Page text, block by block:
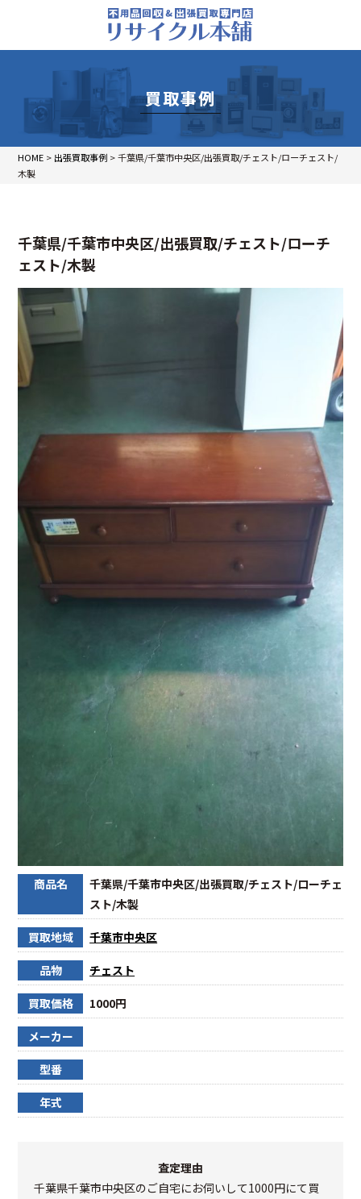
買取事例
HOME > 出張買取事例 >千葉県/千葉市中央区/出張買取/チェスト/ローチェスト/
木製
千葉県/千葉市中央区/出張買取/チェスト/ローチ
ェスト/木製
商品名
千葉県/千葉市中央区/出張買取/チェスト/ローチェ
スト/木製
買取地域 千葉市中央区
品物 チェスト
買取価格 1000円
メーカー
型番
年式
査定理由
千葉県千葉市中央区のご自宅にお伺いして1000円にて買